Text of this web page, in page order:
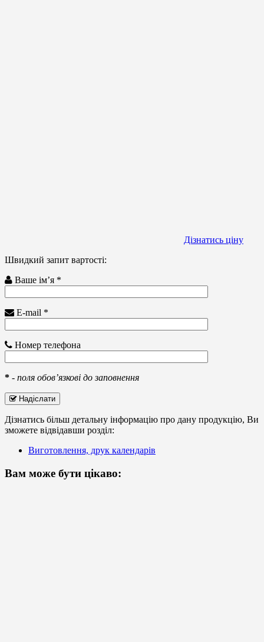
Дізнатись ціну
Швидкий запит вартості:
Ваше ім’я *
E-mail *
Номер телефона
* - поля обов’язкові до заповнення
Надіслати
Дізнатись більш детальну інформацію про дану продукцію, Ви
зможете відвідавши розділ:
Виготовлення, друк календарів
Вам може бути цікаво: